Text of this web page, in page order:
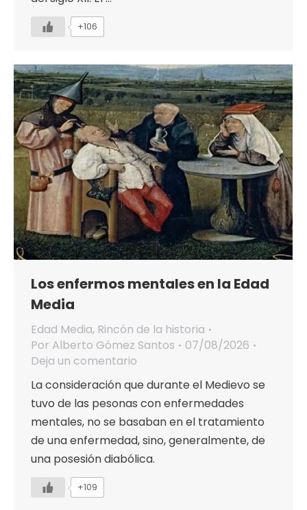
+106
Los enfermos mentales en la Edad
Media
Edad Media, Rincón de la historia
Por Alberto Gómez Santos
07/08/2026
Deja un comentario
La consideración que durante el Medievo se
tuvo de las pesonas con enfermedades
mentales, no se basaban en el tratamiento
de una enfermedad, sino, generalmente, de
una posesión diabólica.
+109